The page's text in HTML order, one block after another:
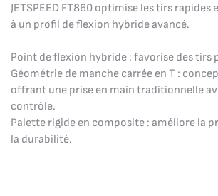
JETSPEED FT860 optimise les tirs rapides
à un profil de flexion hybride avancé.
Point de flexion hybride : favorise des tirs
Géométrie de manche carrée en T :
offrant une prise en main traditionnelle
contrôle.
Palette rigide en composite : améliore la
la durabilité.